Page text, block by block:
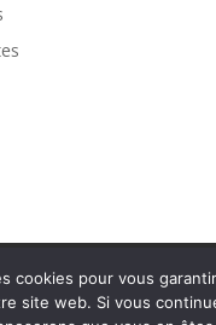
Mentions
de site
Contact
cookies pour vous
site web. Si vous